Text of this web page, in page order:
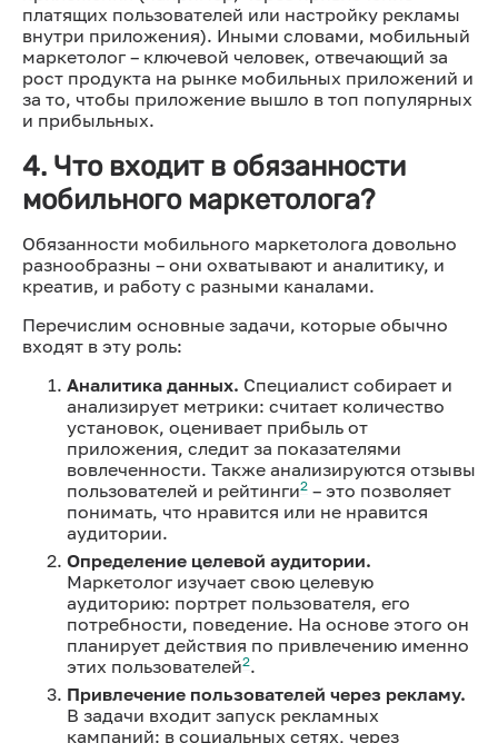
платящих пользователей или настройку рекламы
внутри приложения). Иными словами, мобильный
маркетолог – ключевой человек, отвечающий за
рост продукта на рынке мобильных приложений и
за то, чтобы приложение вышло в топ популярных
и прибыльных.
4. Что входит в обязанности
мобильного маркетолога?
Обязанности мобильного маркетолога довольно
разнообразны – они охватывают и аналитику, и
креатив, и работу с разными каналами.
Перечислим основные задачи, которые обычно
входят в эту роль:
Аналитика данных. Специалист собирает и
анализирует метрики: считает количество
установок, оценивает прибыль от
приложения, следит за показателями
вовлеченности. Также анализируются отзывы
пользователей и рейтинги2 – это позволяет
понимать, что нравится или не нравится
аудитории.
Определение целевой аудитории.
Маркетолог изучает свою целевую
аудиторию: портрет пользователя, его
потребности, поведение. На основе этого он
планирует действия по привлечению именно
этих пользователей2.
Привлечение пользователей через рекламу.
В задачи входит запуск рекламных
кампаний: в социальных сетях, через